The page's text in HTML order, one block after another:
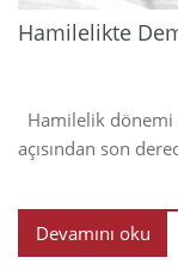
Hamilelikte
Hamilelik dönemi
açısından son
Devamını oku